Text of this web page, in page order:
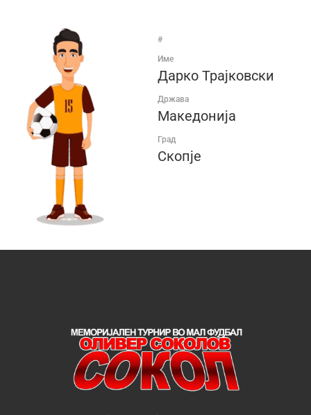
#
Име
Дарко Трајковски
Држава
Македонија
Град
Скопје